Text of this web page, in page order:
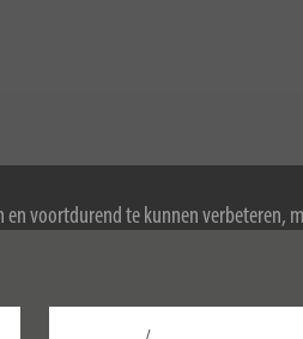
voortdurend te kunnen verbeteren,